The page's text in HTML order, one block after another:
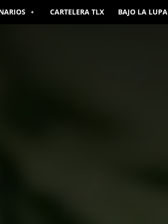
CARTELERA TLX BAJO LA LUPA